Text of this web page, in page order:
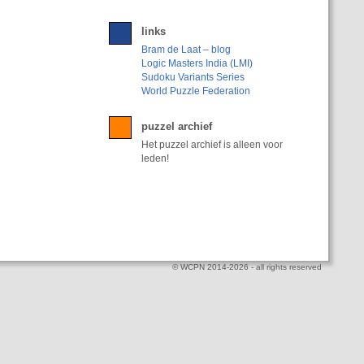
links
Bram de Laat – blog
Logic Masters India (LMI)
Sudoku Variants Series
World Puzzle Federation
puzzel archief
Het puzzel archief is alleen voor
leden!
© WCPN 2014-2026 - all rights reserved